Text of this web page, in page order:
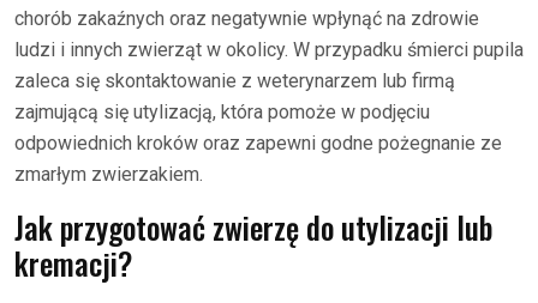
chorób zakaźnych oraz negatywnie wpłynąć na zdrowie
ludzi i innych zwierząt w okolicy. W przypadku śmierci pupila
zaleca się skontaktowanie z weterynarzem lub firmą
zajmującą się utylizacją, która pomoże w podjęciu
odpowiednich kroków oraz zapewni godne pożegnanie ze
zmarłym zwierzakiem.
Jak przygotować zwierzę do utylizacji lub
kremacji?